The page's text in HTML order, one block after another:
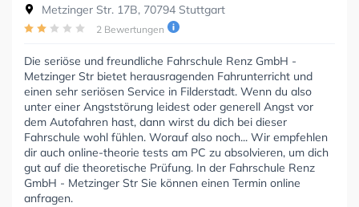
Metzinger Str. 17B, 70794 Stuttgart
2 Bewertungen
Die seriöse und freundliche Fahrschule Renz GmbH -
Metzinger Str bietet herausragenden Fahrunterricht und
einen sehr seriösen Service in Filderstadt. Wenn du also
unter einer Angststörung leidest oder generell Angst vor
dem Autofahren hast, dann wirst du dich bei dieser
Fahrschule wohl fühlen. Worauf also noch... Wir empfehlen
dir auch online-theorie tests am PC zu absolvieren, um dich
gut auf die theoretische Prüfung. In der Fahrschule Renz
GmbH - Metzinger Str Sie können einen Termin online
anfragen.